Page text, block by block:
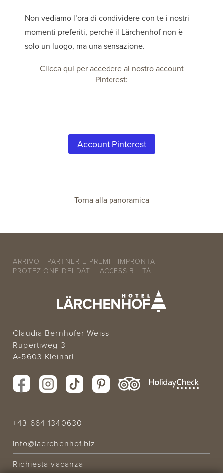
Non vediamo l’ora di condividere con te i nostri
momenti preferiti, perché il Lärchenhof non è
solo un luogo, ma una sensazione.
Clicca qui per accedere al nostro account
Pinterest:
Account Pinterest
Torna alla panoramica
ARRIVO PARTNER E PREMI
IMPRONTA
PROTEZIONE DEI DATI
ACCESSIBILITÀ
Claudia Bernhofer-Weiss
Rupertiweg 3
A-5603 Kleinarl
+43 664 1340630
info@laerchenhof.biz
Richiesta vacanza